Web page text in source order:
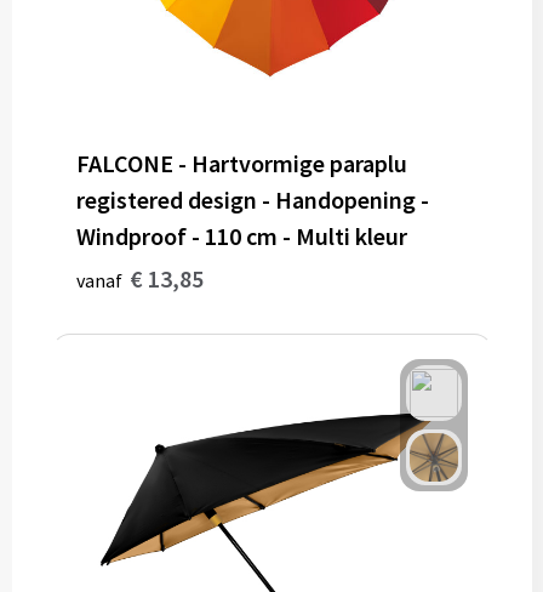
FALCONE - Hartvormige paraplu
registered design - Handopening -
Windproof - 110 cm - Multi kleur
vanaf € 13,85